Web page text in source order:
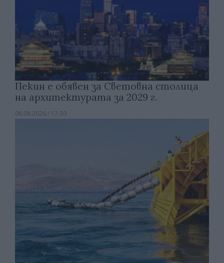
Пекин е обявен за Световна столица
на архитектурата за 2029 г.
06.08.2026 / 17:30